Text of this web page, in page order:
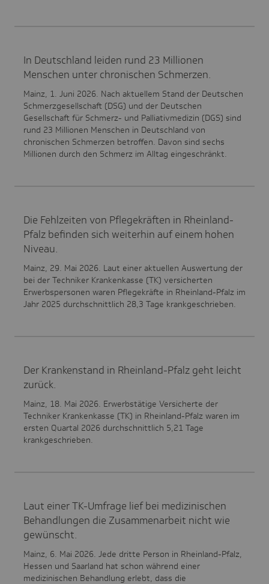
In Deutschland leiden rund 23 Millionen
Menschen unter chronischen Schmerzen.
Mainz, 1. Juni 2026. Nach aktuellem Stand der Deutschen
Schmerzgesellschaft (DSG) und der Deutschen
Gesellschaft für Schmerz- und Palliativmedizin (DGS) sind
rund 23 Millionen Menschen in Deutschland von
chronischen Schmerzen betroffen. Davon sind sechs
Millionen durch den Schmerz im Alltag eingeschränkt.
Die Fehlzeiten von Pflegekräften in Rheinland-
Pfalz befinden sich weiterhin auf einem hohen
Niveau.
Mainz, 29. Mai 2026. Laut einer aktuellen Auswertung der
bei der Techniker Krankenkasse (TK) versicherten
Erwerbspersonen waren Pflegekräfte in Rheinland-Pfalz im
Jahr 2025 durchschnittlich 28,3 Tage krankgeschrieben.
Der Krankenstand in Rheinland-Pfalz geht leicht
zurück.
Mainz, 18. Mai 2026. Erwerbstätige Versicherte der
Techniker Krankenkasse (TK) in Rheinland-Pfalz waren im
ersten Quartal 2026 durchschnittlich 5,21 Tage
krankgeschrieben.
Laut einer TK-Umfrage lief bei medizinischen
Behandlungen die Zusammenarbeit nicht wie
gewünscht.
Mainz, 6. Mai 2026. Jede dritte Person in Rheinland-Pfalz,
Hessen und Saarland hat schon während einer
medizinischen Behandlung erlebt, dass die